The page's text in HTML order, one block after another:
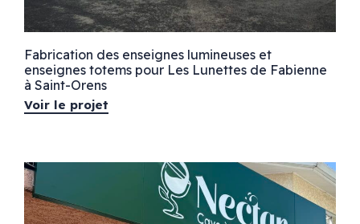
Fabrication des enseignes lumineuses et
enseignes totems pour Les Lunettes de Fabienne
à Saint-Orens
Voir le projet